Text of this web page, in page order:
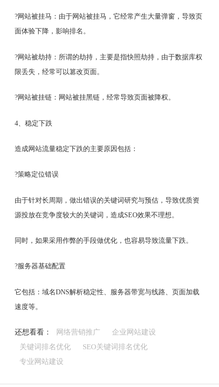
?网站被挂马：由于网站被挂马，它经常产生大量弹窗，导致页
面体验下降，影响排名。
?网站被劫持：所谓的劫持，主要是指快照劫持，由于数据库权
限丢失，经常可以篡改页面。
?网站被挂链：网站被挂黑链，经常导致页面被降权。
4、稳定下跌
造成网站流量稳定下跌的主要原因包括：
?策略定位错误
由于针对长周期，做出错误的关键词研究与预估，导致优质资
源投放在竞争度较大的关键词，造成SEO效果不理想。
同时，如果采用作弊的手段做优化，也容易导致流量下跌。
?服务器基础配置
它包括：域名DNS解析稳定性、服务器带宽与线路、页面加载
速度等。
还想看看： 网络营销推广
企业网站建设
关键词排名优化
SEO关键词排名优化
专业网站建设